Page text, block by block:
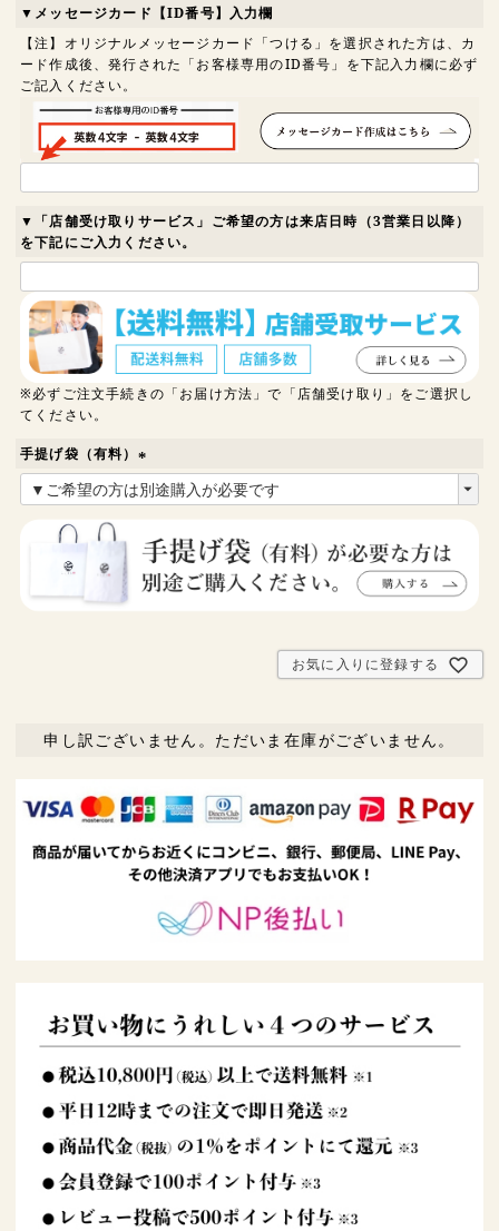
▼メッセージカード【ID番号】入力欄
【注】オリジナルメッセージカード「つける」を選択された方は、カ
ード作成後、発行された「お客様専用のID番号」を下記入力欄に必ず
ご記入ください。
▼「店舗受け取りサービス」ご希望の方は来店日時（3営業日以降）
を下記にご入力ください。
※必ずご注文手続きの「お届け方法」で「店舗受け取り」をご選択し
てください。
手提げ袋（有料）
(
必
)
お気に入りに登録する
申し訳ございません。ただいま在庫がございません。